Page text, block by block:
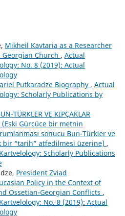
Mikheil Kavtaria as a Researcher
Church , Actual
No. 8 (2019): Actual
Putkaradze Biography , Actual
Scholarly Publications by
TÜRKLER VE KIPÇAKLAR
(Eski Gürcüce bir metnin
sonucu Bun-Türkler ve
bir “tarih” atfedilmesi üzerine) ,
Scholarly Publications
President Zviad
Policy in the Context of
Ossetian-Georgian Conflicts ,
No. 8 (2019): Actual